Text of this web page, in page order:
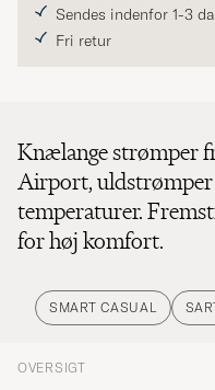
Sendes indenfor 1-3
Fri retur
Knælange strømper
Airport, uldstrømper
temperaturer.
for høj komfort.
SMART CASUAL
OVERSIGT